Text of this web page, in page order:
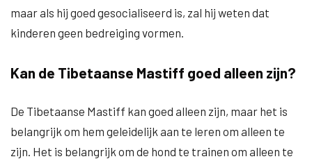
maar als hij goed gesocialiseerd is, zal hij weten dat
kinderen geen bedreiging vormen.
Kan de Tibetaanse Mastiff goed alleen zijn?
De Tibetaanse Mastiff kan goed alleen zijn, maar het is
belangrijk om hem geleidelijk aan te leren om alleen te
zijn. Het is belangrijk om de hond te trainen om alleen te